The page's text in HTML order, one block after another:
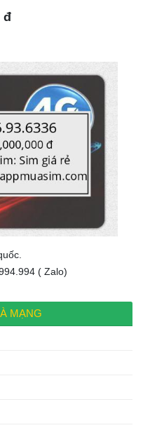
đ
( Zalo)
MẠNG